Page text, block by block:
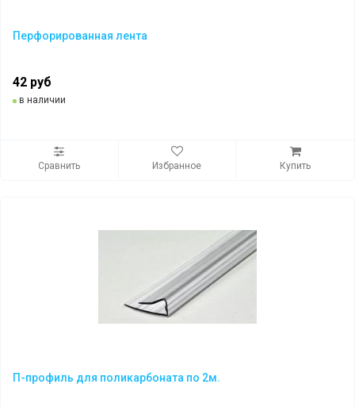
Перфорированная лента
42 руб
в наличии
Сравнить Избранное Купить
П-профиль для поликарбоната по 2м.